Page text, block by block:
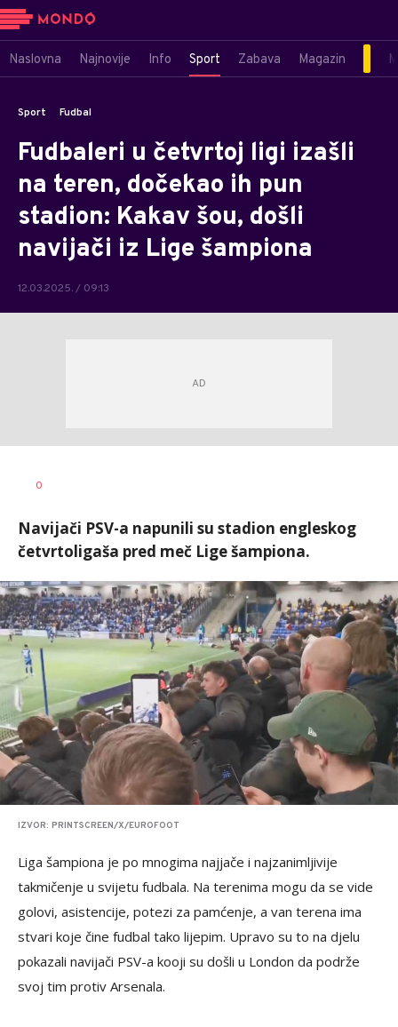
Naslovna Najnovije Info Sport Zabava Magazin
Sport Fudbal
Fudbaleri u četvrtoj ligi izašli
na teren, dočekao ih pun
stadion: Kakav šou, došli
navijači iz Lige šampiona
12.03.2025. / 09:13
AUTOR
0
Navijači PSV-a napunili su stadion engleskog
četvrtoligaša pred meč Lige šampiona.
IZVOR: PRINTSCREEN/X/EUROFOOT
Liga šampiona je po mnogima najjače i najzanimljivije
takmičenje u svijetu fudbala. Na terenima mogu da se vide
golovi, asistencije, potezi za pamćenje, a van terena ima
stvari koje čine fudbal tako lijepim. Upravo su to na djelu
pokazali navijači PSV-a kooji su došli u London da podrže
svoj tim protiv Arsenala.